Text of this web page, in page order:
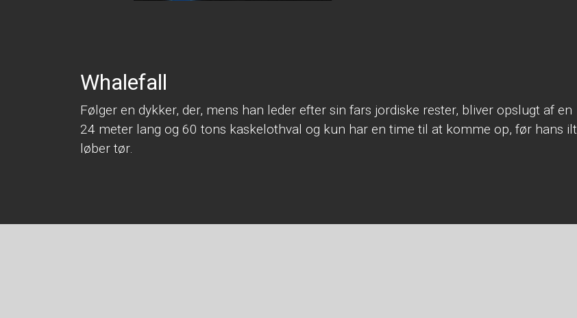
Whalefall
Følger en dykker, der, mens han leder efter sin fars jordiske rester, bliver opslugt af en
24 meter lang og 60 tons kaskelothval og kun har en time til at komme op, før hans ilt
løber tør.